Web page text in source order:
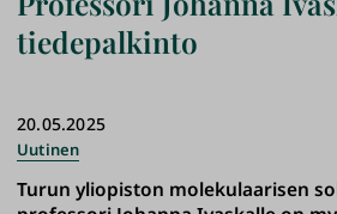
tiedepalkinto
20.05.2025
Uutinen
Turun yliopiston molekulaarisen